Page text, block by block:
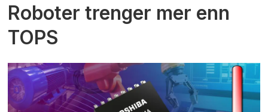
Roboter trenger mer enn
TOPS